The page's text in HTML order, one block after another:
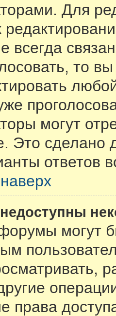
Для
всегда
то
могут
Это сделано
ответов
могут
права